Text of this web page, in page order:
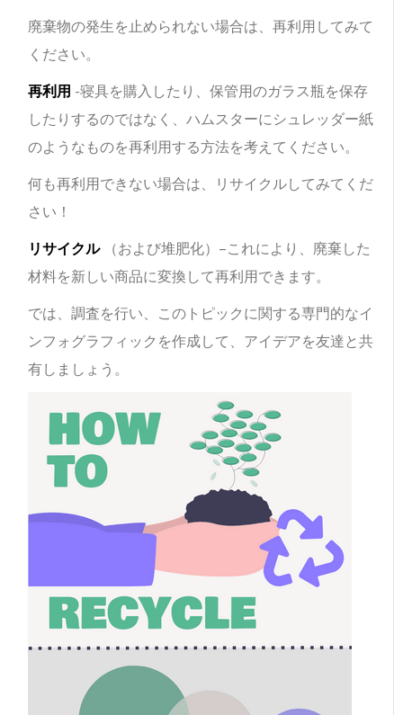
廃棄物の発生を止められない場合は、再利用してみて
ください。
再利用 -寝具を購入したり、保管用のガラス瓶を保存
したりするのではなく、ハムスターにシュレッダー紙
のようなものを再利用する方法を考えてください。
何も再利用できない場合は、リサイクルしてみてくだ
さい！
リサイクル（および堆肥化）–これにより、廃棄した
材料を新しい商品に変換して再利用できます。
では、調査を行い、このトピックに関する専門的なイ
ンフォグラフィックを作成して、アイデアを友達と共
有しましょう。